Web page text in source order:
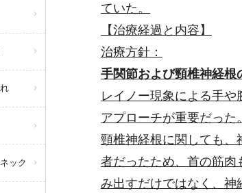
ック
ていた。
【治療経過と内容】
治療方針 ：
手関節および頸椎神経根
レイノー現象による手
アプローチが重要だった
頸椎神経根に関しても、
者だったため、首の筋肉
み出すだけではなく、神